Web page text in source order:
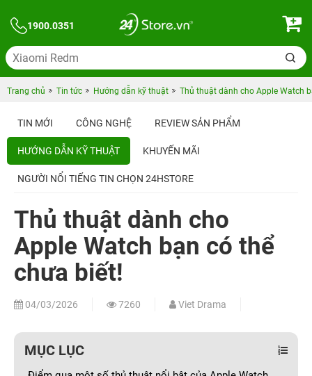
1900.0351
Trang chủ Tin tức Hướng dẫn kỹ thuật Thủ thuật dành cho Apple Watch
TIN MỚI CÔNG NGHỆ REVIEW SẢN PHẨM
HƯỚNG DẪN KỸ THUẬT KHUYẾN MÃI
NGƯỜI NỔI TIẾNG TIN CHỌN 24HSTORE
Thủ thuật dành cho
Apple Watch bạn có thể
chưa biết!
04/03/2026 7260 Viet Drama
MỤC LỤC